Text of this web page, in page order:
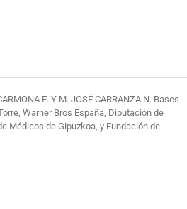
E. Y M. JOSÉ CARRANZA N. Bases
Warner Bros España, Diputación de
Médicos de Gipuzkoa, y Fundación de